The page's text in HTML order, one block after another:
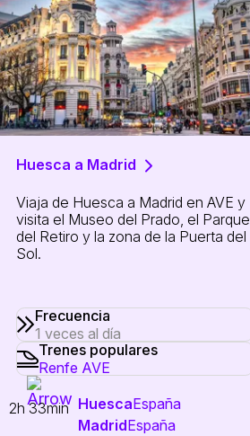
Huesca a Madrid
Viaja de Huesca a Madrid en AVE y
visita el Museo del Prado, el Parque
del Retiro y la zona de la Puerta del
Sol.
Frecuencia
1 veces al día
Trenes populares
Renfe AVE
HuescaEspaña
2h 33min
MadridEspaña